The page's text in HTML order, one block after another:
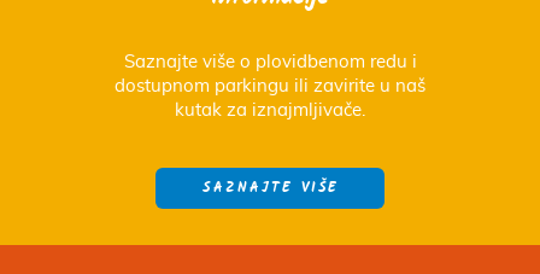
Saznajte više o plovidbenom redu i
dostupnom parkingu ili zavirite u naš
kutak za iznajmljivače.
SAZNAJTE VIŠE